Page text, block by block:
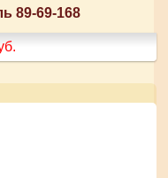
89-69-168